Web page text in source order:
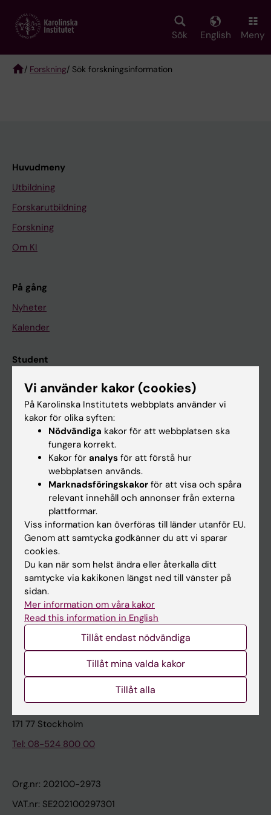
main
Sök English Meny
/ Forskning/ Sök forskningsinformation
Huvudmeny
Utbildning
Forskarutbildning
Forskning
Om KI
På gång
Nyheter
Kalender
Student
Ladok
Canvas
Schema
Studentmejlen
Kurs- och programwebbar
Student på KI
Medarbetare
Medarbetarportalen
Kontakta och besök KI
Universitetsbiblioteket
Stöd forskning och utbildning
Karolinska Institutet Innovation
Kontakta presstjänsten
Karolinska Institutet
171 77 Stockholm
Tel: 08-524 800 00
Org.nr: 202100-2973
VAT.nr: SE202100297301
Vi använder kakor (cookies)
På Karolinska Institutets webbplats använder vi
kakor för olika syften:
Nödvändiga kakor för att webbplatsen ska
fungera korrekt.
Kakor för analys för att förstå hur
webbplatsen används.
Marknadsföringskakor för att visa och spåra
relevant innehåll och annonser från externa
plattformar.
Viss information kan överföras till länder utanför EU.
Genom att samtycka godkänner du att vi sparar
cookies.
Du kan när som helst ändra eller återkalla ditt
samtycke via kakikonen längst ned till vänster på
sidan.
Mer information om våra kakor
Read this information in English
Tillåt endast nödvändiga
Tillåt mina valda kakor
Tillåt alla